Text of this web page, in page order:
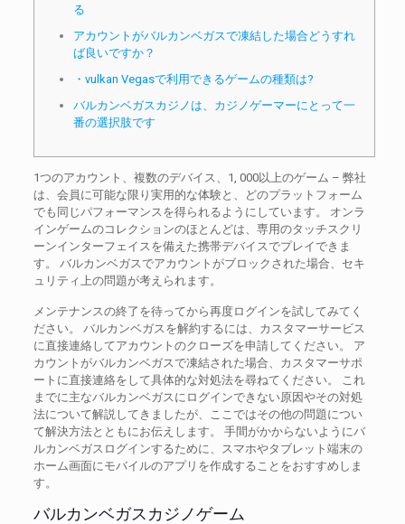
る
アカウントがバルカンベガスで凍結した場合どうすれ
ば良いですか？
・vulkan Vegasで利用できるゲームの種類は?
バルカンベガスカジノは、カジノゲーマーにとって一
番の選択肢です
1つのアカウント、複数のデバイス、1, 000以上のゲーム – 弊社
は、会員に可能な限り実用的な体験と、どのプラットフォーム
でも同じパフォーマンスを得られるようにしています。 オンラ
インゲームのコレクションのほとんどは、専用のタッチスクリ
ーンインターフェイスを備えた携帯デバイスでプレイできま
す。 バルカンベガスでアカウントがブロックされた場合、セキ
ュリティ上の問題が考えられます。
メンテナンスの終了を待ってから再度ログインを試してみてく
ださい。 バルカンベガスを解約するには、カスタマーサービス
に直接連絡してアカウントのクローズを申請してください。 ア
カウントがバルカンベガスで凍結された場合、カスタマーサポ
ートに直接連絡をして具体的な対処法を尋ねてください。 これ
までに主なバルカンベガスにログインできない原因やその対処
法について解説してきましたが、ここではその他の問題につい
て解決方法とともにお伝えします。 手間がかからないようにバ
ルカンベガスログインするために、スマホやタブレット端末の
ホーム画面にモバイルのアプリを作成することをおすすめしま
す。
バルカンベガスカジノゲーム